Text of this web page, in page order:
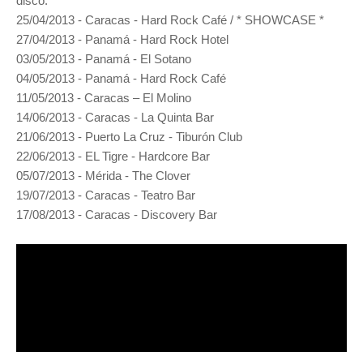
25/04/2013 - Caracas - Hard Rock Café / * SHOWCASE *
27/04/2013 - Panamá - Hard Rock Hotel
03/05/2013 - Panamá - El Sotano
04/05/2013 - Panamá - Hard Rock Café
11/05/2013 - Caracas – El Molino
14/06/2013 - Caracas - La Quinta Bar
21/06/2013 - Puerto La Cruz - Tiburón Club
22/06/2013 - EL Tigre - Hardcore Bar
05/07/2013 - Mérida - The Clover
19/07/2013 - Caracas - Teatro Bar
17/08/2013 - Caracas - Discovery Bar